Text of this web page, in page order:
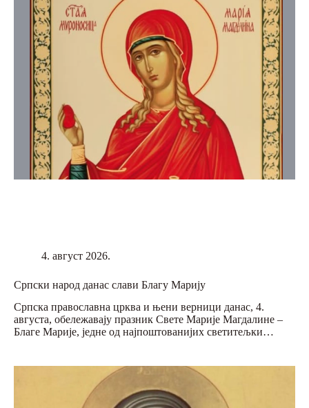
4. август 2026.
Српски народ данас слави Благу Марију
Српска православна црква и њени верници данас, 4.
августа, обележавају празник Свете Марије Магдалине –
Благе Марије, једне од најпоштованијих светитељки…